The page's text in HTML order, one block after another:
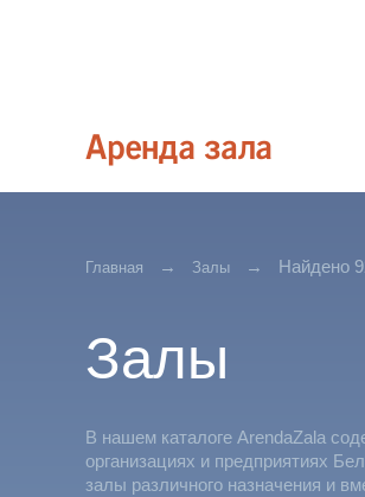
Главная Залы Найдено
Залы
В нашем каталоге ArendaZala
организациях и предприятиях
залы различного назначения и